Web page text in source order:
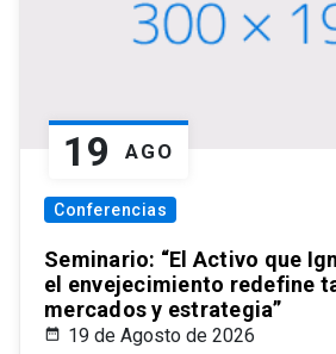
19 AGO
Conferencias
Seminario: “El Activo que
el envejecimiento redefine
mercados y estrategia”
19 de Agosto de 2026